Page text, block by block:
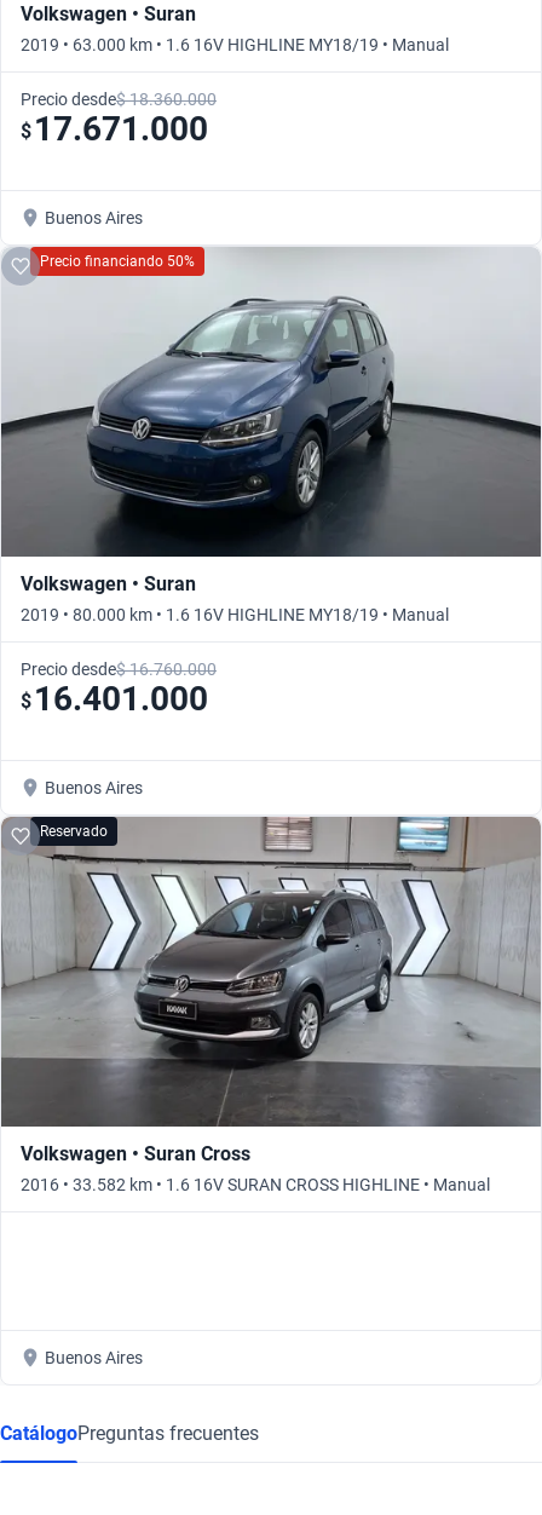
Volkswagen • Suran
2019 • 63.000 km • 1.6 16V HIGHLINE MY18/19 • Manual
Precio desde$ 18.360.000
$ 17.671.000
Buenos Aires
Precio financiando 50%
Volkswagen • Suran
2019 • 80.000 km • 1.6 16V HIGHLINE MY18/19 • Manual
Precio desde$ 16.760.000
$ 16.401.000
Buenos Aires
Reservado
Volkswagen • Suran Cross
2016 • 33.582 km • 1.6 16V SURAN CROSS HIGHLINE • Manual
Buenos Aires
CatálogoPreguntas frecuentes